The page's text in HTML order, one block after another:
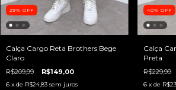
29% OFF
Calça Cargo Reta Brothers Bege
Claro
R$209,99 R$149,00
6 x de R$24,83 sem juros
40% OFF
Calça
Preta
R$229,99
6 x de